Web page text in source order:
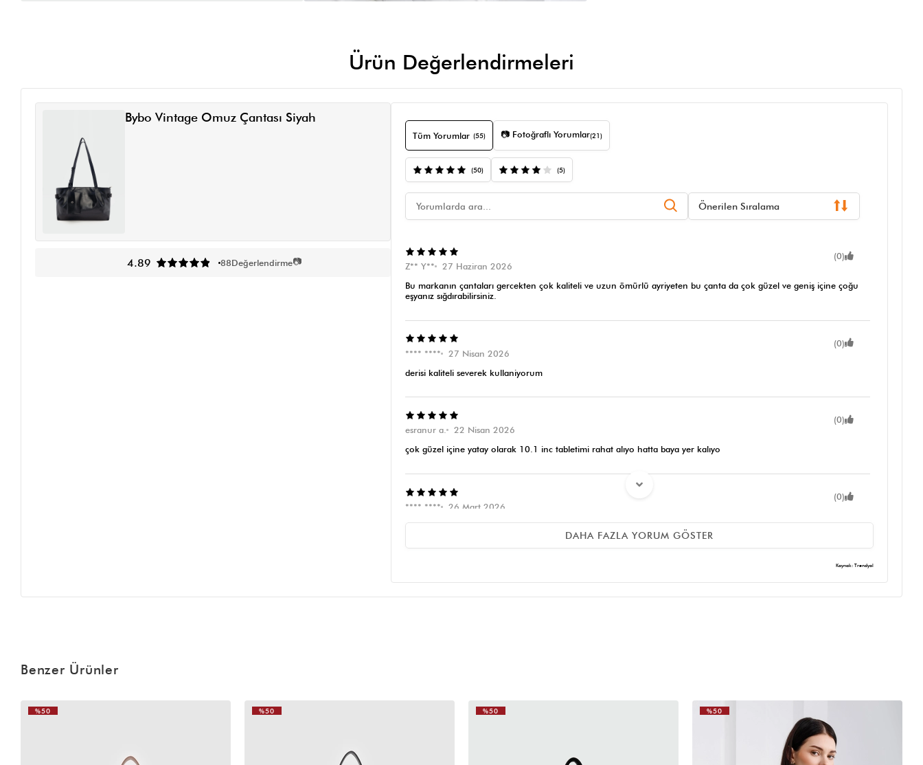
Ürün Değerlendirmeleri
Bybo Vintage Omuz Çantası Siyah
4.89 88Değerlendirme📷
Tüm Yorumlar (55) 📷 Fotoğraflı Yorumlar(21)
(50) (5)
Önerilen Sıralama
(0)
Z** Y**
27 Haziran 2026
Bu markanın çantaları gercekten çok kaliteli ve uzun ömürlü ayriyeten bu çanta da çok güzel ve geniş içine çoğu
eşyanız sığdırabilirsiniz.
(0)
**** ****
27 Nisan 2026
derisi kaliteli severek kullaniyorum
(0)
esranur a.
22 Nisan 2026
çok güzel içine yatay olarak 10.1 inc tabletimi rahat alıyo hatta baya yer kalıyo
(0)
**** ****
26 Mart 2026
Elimden düşmeyen tek canta bayılıyorum
N** K**
25 Mart 2026
DAHA FAZLA YORUM GÖSTER
Kaynak: Trendyol
Benzer Ürünler
%50
%50 %50 %50